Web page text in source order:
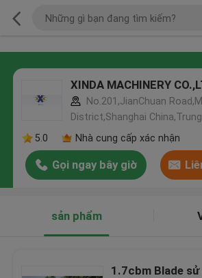
XINDA MACHINERY
No.201,JianChuan
District,Shanghai
5.0
Nhà cung cấp xác nhận
Gọi ngay bây giờ
sản phẩm
1.7cbm Blade